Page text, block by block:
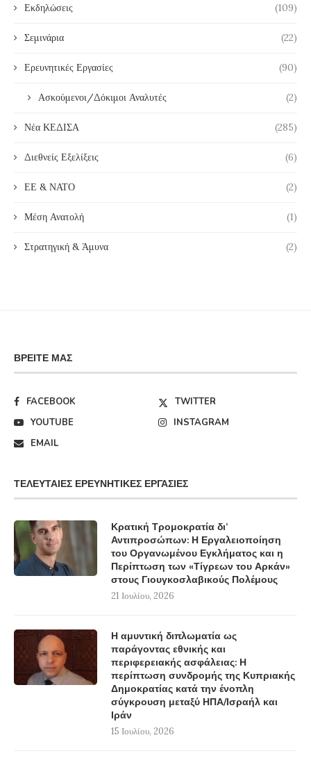
Εκδηλώσεις (109)
Σεμινάρια (22)
Ερευνητικές Εργασίες (90)
Ασκούμενοι/Δόκιμοι Αναλυτές (2)
Νέα ΚΕΔΙΣΑ (285)
Διεθνείς Εξελίξεις (6)
ΕΕ & ΝΑΤΟ (2)
Μέση Ανατολή (1)
Στρατηγική & Άμυνα (2)
ΒΡΕΊΤΕ ΜΑΣ
FACEBOOK
TWITTER
YOUTUBE
INSTAGRAM
EMAIL
ΤΕΛΕΥΤΑΊΕΣ ΕΡΕΥΝΗΤΙΚΈΣ ΕΡΓΑΣΊΕΣ
Κρατική Τρομοκρατία δι’
Αντιπροσώπων: Η Εργαλειοποίηση
του Οργανωμένου Εγκλήματος και η
Περίπτωση των «Τίγρεων του Αρκάν»
στους Γιουγκοσλαβικούς Πολέμους
21 Ιουλίου, 2026
Η αμυντική διπλωματία ως
παράγοντας εθνικής και
περιφερειακής ασφάλειας: Η
περίπτωση συνδρομής της Κυπριακής
Δημοκρατίας κατά την ένοπλη
σύγκρουση μεταξύ ΗΠΑ/Ισραήλ και
Ιράν
15 Ιουλίου, 2026